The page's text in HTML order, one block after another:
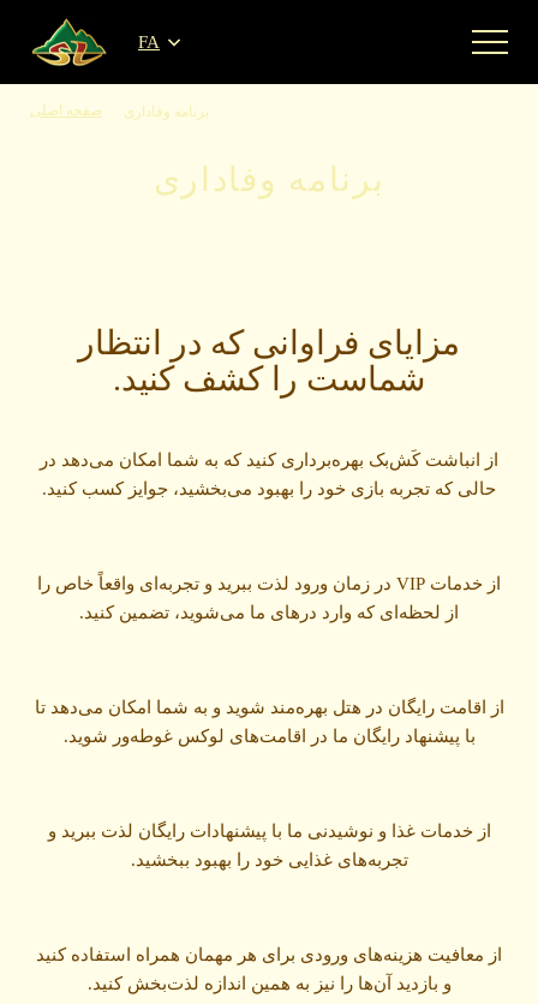
FA
صفحه اصلی برنامه وفاداری
برنامه وفاداری
مزایای فراوانی که در انتظار
شماست را کشف کنید.
از انباشت کَش‌بک بهره‌برداری کنید که به شما امکان می‌دهد در
حالی که تجربه بازی خود را بهبود می‌بخشید، جوایز کسب کنید.
از خدمات VIP در زمان ورود لذت ببرید و تجربه‌ای واقعاً خاص را
از لحظه‌ای که وارد درهای ما می‌شوید، تضمین کنید.
از اقامت رایگان در هتل بهره‌مند شوید و به شما امکان می‌دهد تا
با پیشنهاد رایگان ما در اقامت‌های لوکس غوطه‌ور شوید.
از خدمات غذا و نوشیدنی ما با پیشنهادات رایگان لذت ببرید و
تجربه‌های غذایی خود را بهبود ببخشید.
از معافیت هزینه‌های ورودی برای هر مهمان همراه استفاده کنید
و بازدید آن‌ها را نیز به همین اندازه لذت‌بخش کنید.